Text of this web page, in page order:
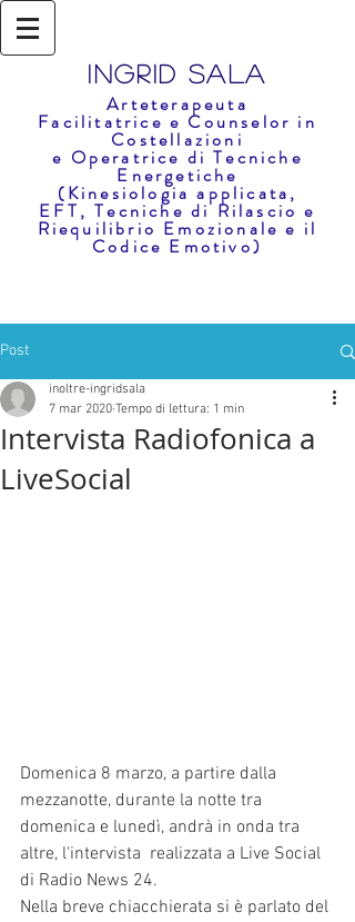
Ingrid Sala
Arteterapeuta
Facilitatrice e Counselor in
Costellazioni
e Operatrice di Tecniche
Energetiche
(Kinesiologia applicata,
EFT, Tecniche di Rilascio e
Riequilibrio Emozionale e il
Codice Emotivo)
Post
Intervista Radiofonica a
LiveSocial
inoltre-ingridsala
7 mar 2020 Tempo di lettura: 1 min
Domenica 8 marzo, a partire dalla
mezzanotte, durante la notte tra
domenica e lunedì, andrà in onda tra
altre, l'intervista  realizzata a Live Social
di Radio News 24.
Nella breve chiacchierata si è parlato del